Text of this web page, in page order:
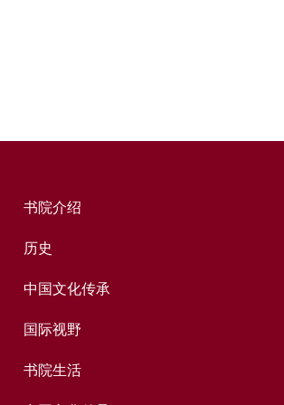
书院介绍
历史
中国文化传承
国际视野
书院生活